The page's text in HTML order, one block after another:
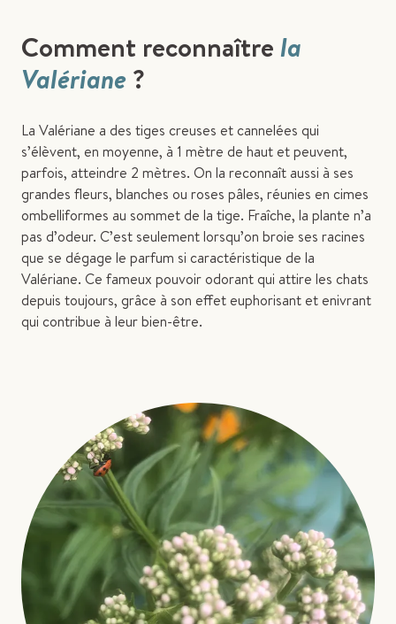
Comment reconnaître la
Valériane?
La Valériane a des tiges creuses et cannelées qui
s’élèvent, en moyenne, à 1 mètre de haut et peuvent,
parfois, atteindre 2 mètres. On la reconnaît aussi à ses
grandes fleurs, blanches ou roses pâles, réunies en cimes
ombelliformes au sommet de la tige. Fraîche, la plante n’a
pas d’odeur. C’est seulement lorsqu’on broie ses racines
que se dégage le parfum si caractéristique de la
Valériane. Ce fameux pouvoir odorant qui attire les chats
depuis toujours, grâce à son effet euphorisant et enivrant
qui contribue à leur bien-être.